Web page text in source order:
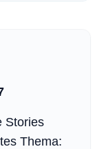
Stories
Thema: